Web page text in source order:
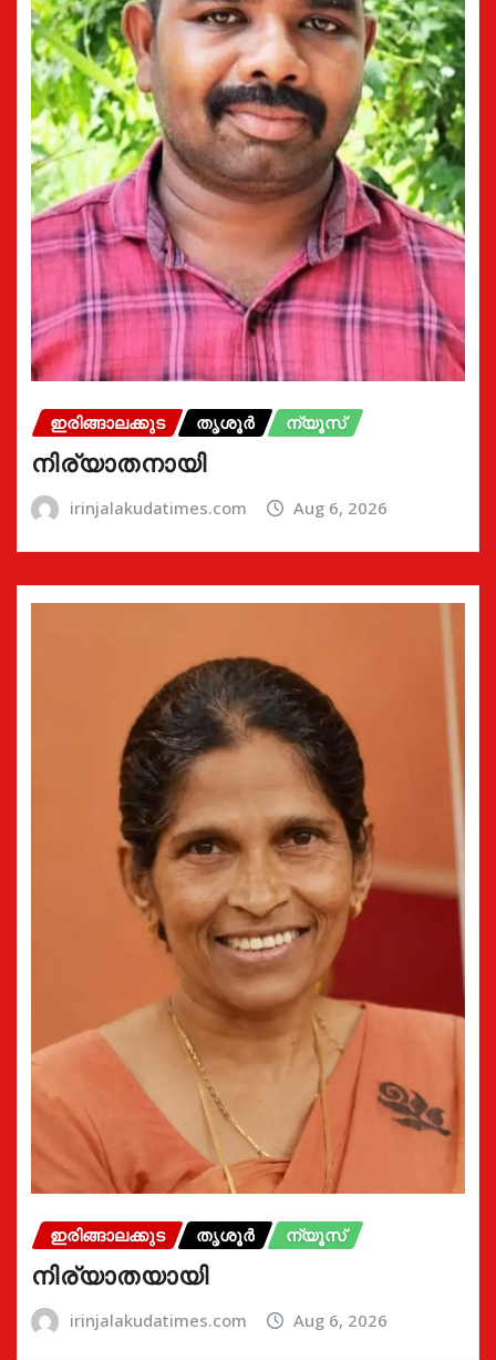
ഇരിങ്ങാലക്കുട തൃശൂർ ന്യൂസ്
നിര്യാതനായി
irinjalakudatimes.com Aug 6, 2026
ഇരിങ്ങാലക്കുട തൃശൂർ ന്യൂസ്
നിര്യാതയായി
irinjalakudatimes.com Aug 6, 2026